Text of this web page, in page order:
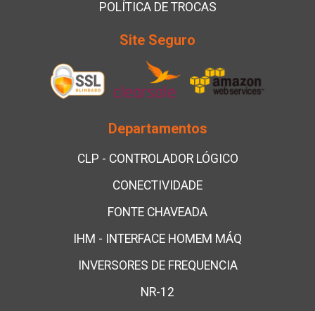
POLÍTICA DE TROCAS
Site Seguro
Departamentos
CLP - CONTROLADOR LÓGICO
CONECTIVIDADE
FONTE CHAVEADA
IHM - INTERFACE HOMEM MÁQ
INVERSORES DE FREQUENCIA
NR-12